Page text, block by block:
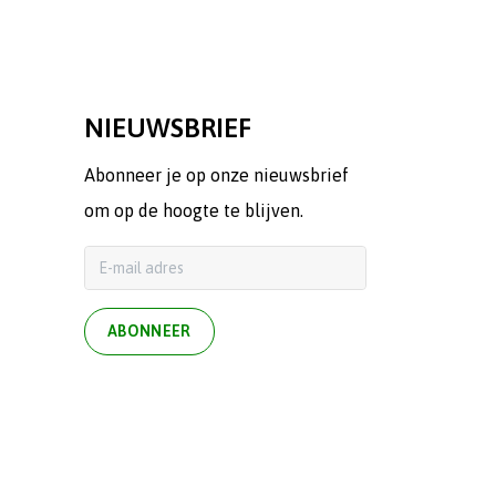
NIEUWSBRIEF
Abonneer je op onze nieuwsbrief
om op de hoogte te blijven.
ABONNEER